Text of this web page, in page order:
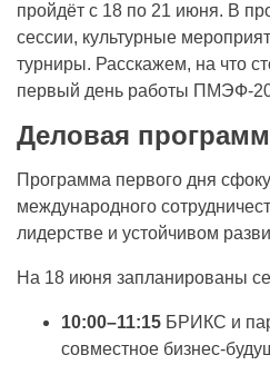
пройдёт с 18 по 21 июня. В
сессии, культурные
турниры. Расскажем, на что
первый день работы ПМЭФ-
Деловая
Программа первого дня
международного
лидерстве и устойчивом
На 18 июня запланированы
10:00–11:15 БРИКС и
совместное бизнес-